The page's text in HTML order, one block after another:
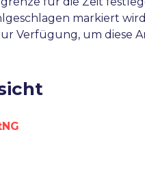
markiert
Verfügung, um diese